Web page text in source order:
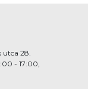
28.
- 17:00,